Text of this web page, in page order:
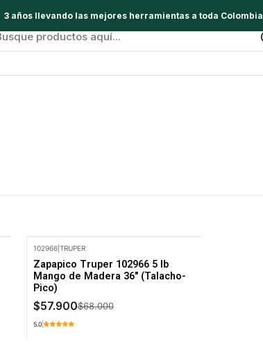
3 años llevando las mejores herramientas a toda Colombia
102966| TRUPER
Zapapico Truper 102966 5 lb
Mango de Madera 36" (Talacho-
Pico)
$57.900$68.000
5.0